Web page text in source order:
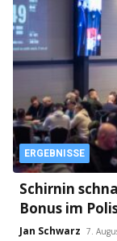
ERGEBNISSE
Schirnin
Bonus im
Jan Schwarz 7.